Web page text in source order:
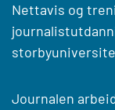
Nettavis og
Journalen